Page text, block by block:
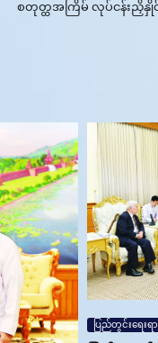
စတုတ္ထအကြိမ် လုပ်ငန်းညှိနှိုင်
ပြည်တွင်းရေးရာ